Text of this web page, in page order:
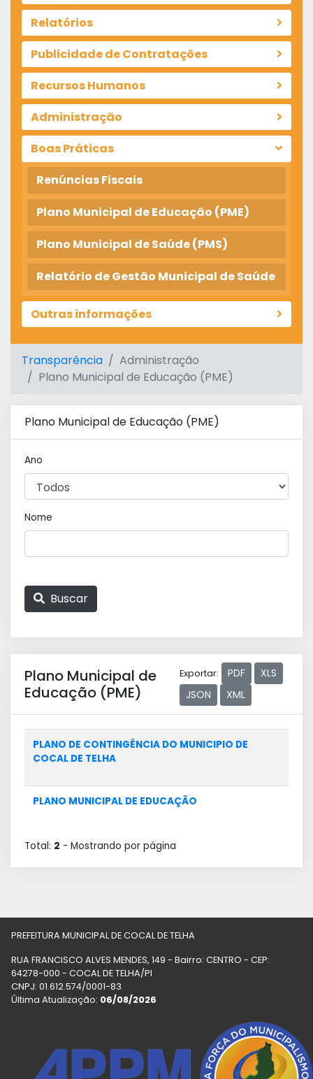
Relatórios
Publicidade de Contratações
Recursos Humanos
Administração
Boas Práticas
Renúncias Fiscais
Plano Municipal de Educação (PME)
Plano Municipal de Saúde (PMS)
Relatório de Gestão Municipal de Saúde
Outras informações
Transparência
Administração
Plano Municipal de Educação (PME)
Plano Municipal de Educação (PME)
Ano
Nome
Buscar
Plano Municipal de
Educação (PME)
Exportar: PDF
XLS
JSON
XML
PLANO DE CONTINGÊNCIA DO MUNICIPIO DE
COCAL DE TELHA
PLANO MUNICIPAL DE EDUCAÇÃO
Total: 2 - Mostrando por página
PREFEITURA MUNICIPAL DE COCAL DE TELHA
RUA FRANCISCO ALVES MENDES, 149 - Bairro: CENTRO - CEP:
64278-000 - COCAL DE TELHA/PI
CNPJ: 01.612.574/0001-83
Última Atualização: 06/08/2026